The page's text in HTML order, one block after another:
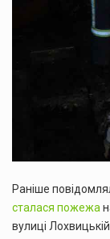
Раніше
сталася пожежа
вулиці Лохвицькій.